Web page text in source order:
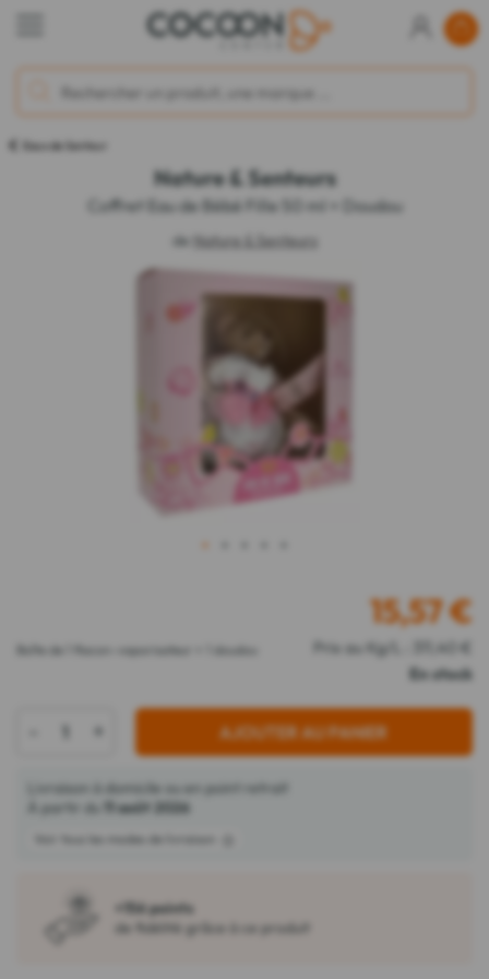
Eaux de Senteur
Nature & Senteurs
Coffret Eau de Bébé Fille 50 ml + Doudou
de Nature & Senteurs
1
Boîte de 1 flacon-vaporisateur + 1 doudou
15,57€
Prix au Kg/L : 311,40 €
En stock
+ AJOUTER AU PANIER
Livraison à domicile ou en point retrait
À partir du
11 août 2026
Voir tous les modes de livraison
+156 points
de fidélité grâce à ce produit